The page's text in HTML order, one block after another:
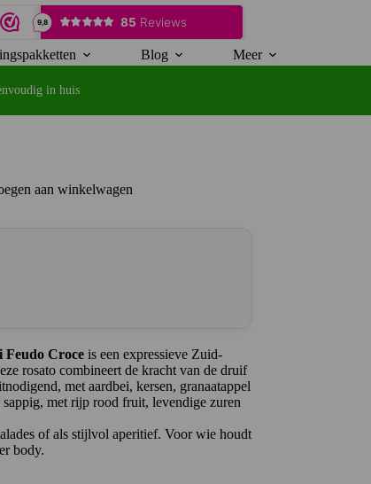
Blog Meer
in huis
aan winkelwagen
Feudo Croceis een expressieve Zuid-
rosato combineert de kracht van de druif
met aardbei, kersen, granaatappel
met rijp rood fruit, levendige zuren
of als stijlvol aperitief. Voor wie houdt
body.